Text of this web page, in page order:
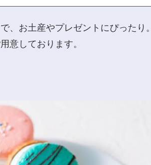
、お土産やプレゼントにぴったり。
意しております。